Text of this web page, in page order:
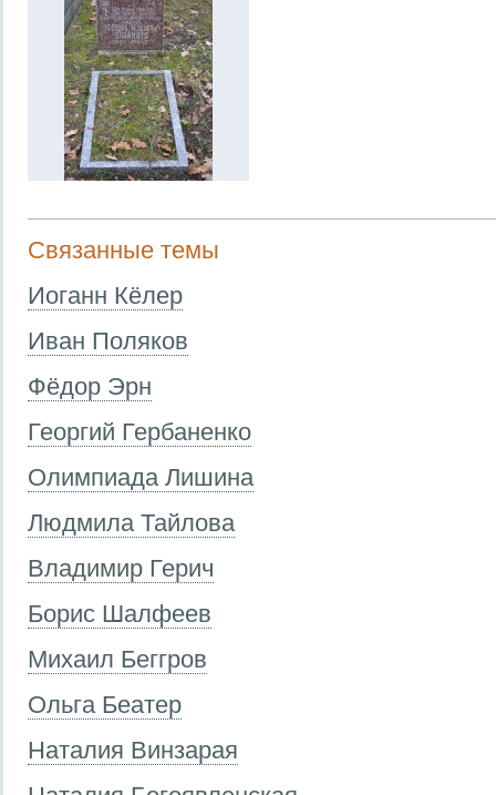
Связанные темы
Иоганн Кёлер
Иван Поляков
Фёдор Эрн
Георгий Гербаненко
Олимпиада Лишина
Людмила Тайлова
Владимир Герич
Борис Шалфеев
Михаил Беггров
Ольга Беатер
Наталия Винзарая